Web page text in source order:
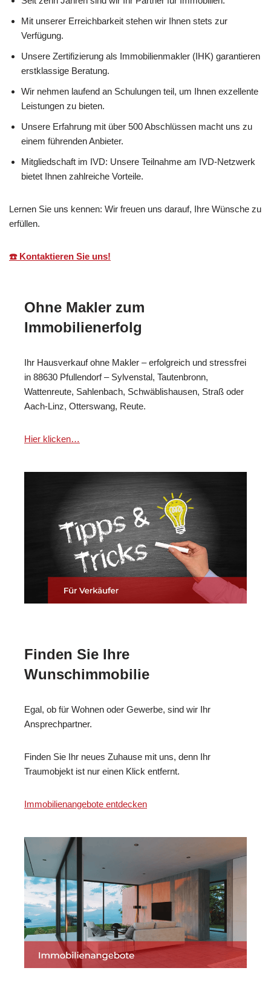
Mit unserer Erreichbarkeit stehen wir Ihnen stets zur
Verfügung.
Unsere Zertifizierung als Immobilienmakler (IHK) garantieren
erstklassige Beratung.
Wir nehmen laufend an Schulungen teil, um Ihnen exzellente
Leistungen zu bieten.
Unsere Erfahrung mit über 500 Abschlüssen macht uns zu
einem führenden Anbieter.
Mitgliedschaft im IVD: Unsere Teilnahme am IVD-Netzwerk
bietet Ihnen zahlreiche Vorteile.
Lernen Sie uns kennen: Wir freuen uns darauf, Ihre Wünsche zu
erfüllen.
☎️ Kontaktieren Sie uns!
Ohne Makler zum
Immobilienerfolg
Ihr Hausverkauf ohne Makler – erfolgreich und stressfrei
in 88630 Pfullendorf – Sylvenstal, Tautenbronn,
Wattenreute, Sahlenbach, Schwäblishausen, Straß oder
Aach-Linz, Otterswang, Reute.
Hier klicken…
Finden Sie Ihre
Wunschimmobilie
Egal, ob für Wohnen oder Gewerbe, sind wir Ihr
Ansprechpartner.
Finden Sie Ihr neues Zuhause mit uns, denn Ihr
Traumobjekt ist nur einen Klick entfernt.
Immobilienangebote entdecken